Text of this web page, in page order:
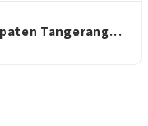
Tangerang…